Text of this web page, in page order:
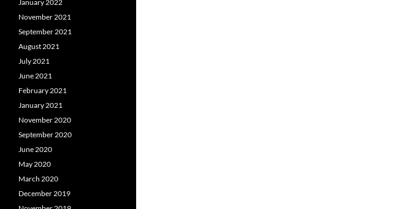
January 2022
November 2021
September 2021
August 2021
July 2021
June 2021
February 2021
January 2021
November 2020
September 2020
June 2020
May 2020
March 2020
December 2019